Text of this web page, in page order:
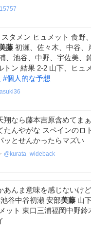
タメン ヒュメット 食野
藤 初瀬、佐々木、中谷、
、池谷、中野、宇佐美、
トン 結果 2-2 山下、ヒュ
#個人的な予想
翔なら藤本吉原含めてま
たんやがな スペインのロ
ッとせんかったらマズい
@ kurata_wideback
あんま意味を感じないけ
谷中谷初瀬 安部美藤 山
ット 東口三浦福岡中野鈴